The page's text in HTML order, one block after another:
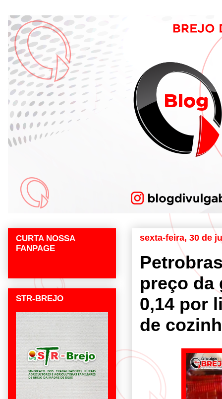
sexta-feira, 30 de
preço da
0,14 por
de
CURTA NOSSA
FANPAGE
STR-BREJO